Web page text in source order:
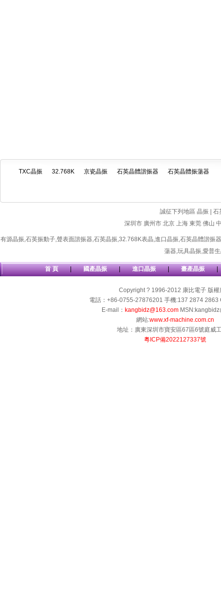
TXC晶振 32.768K 京瓷晶振 石英晶體諧振器 石英晶體振蕩器
誠征下列地區 晶振 |
深圳市 廣州市 北京 上海 東莞 佛山
有源晶振,石英振動子,聲表面諧振器,石英晶振,32.768K表晶,進口晶振,石英晶體諧振器
蕩器,玩具晶振,愛普
首 頁 | 國產晶振 | 進口晶振 | 臺產晶振 |
Copyright ? 1996-2012 康比電子 版權
電話：+86-0755-27876201 手機:137 2874 2863
E-mail： kangbidz@163.com
網站:www.xf-machine.com.cn
地址：廣東深圳市寶安區67區6號庭威
粵ICP備2022127337號